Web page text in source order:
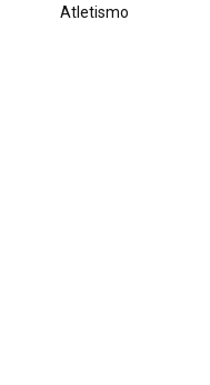
Atletismo